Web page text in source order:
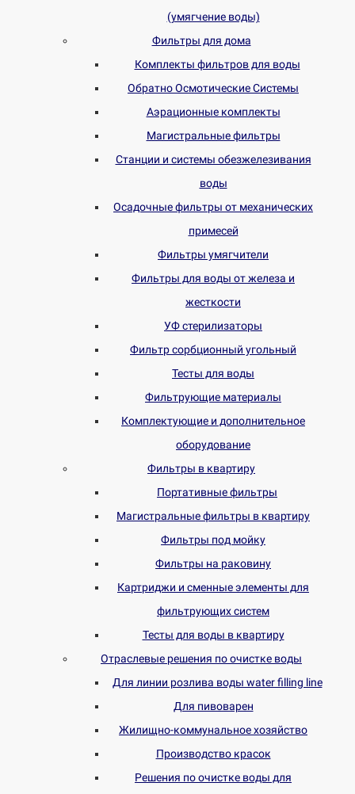
(умягчение воды)
Фильтры для дома
Комплекты фильтров для воды
Обратно Осмотические Системы
Аэрационные комплекты
Магистральные фильтры
Станции и системы обезжелезивания
воды
Осадочные фильтры от механических
примесей
Фильтры умягчители
Фильтры для воды от железа и
жесткости
УФ стерилизаторы
Фильтр сорбционный угольный
Тесты для воды
Фильтрующие материалы
Комплектующие и дополнительное
оборудование
Фильтры в квартиру
Портативные фильтры
Магистральные фильтры в квартиру
Фильтры под мойку
Фильтры на раковину
Картриджи и сменные элементы для
фильтрующих систем
Тесты для воды в квартиру
Отраслевые решения по очистке воды
Для линии розлива воды water filling line
Для пивоварен
Жилищно-коммунальное хозяйство
Производство красок
Решения по очистке воды для